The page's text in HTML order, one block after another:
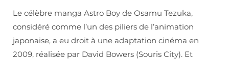
Le célèbre manga Astro Boy de Osamu Tezuka,
considéré comme l’un des piliers de l’animation
japonaise, a eu droit à une adaptation cinéma en
2009, réalisée par David Bowers (Souris City). Et